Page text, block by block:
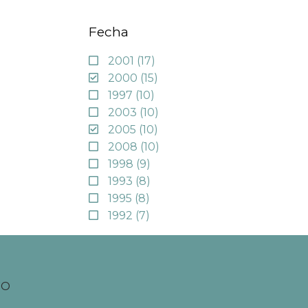
Fecha
2001 (17)
2000 (15)
1997 (10)
2003 (10)
2005 (10)
2008 (10)
1998 (9)
1993 (8)
1995 (8)
1992 (7)